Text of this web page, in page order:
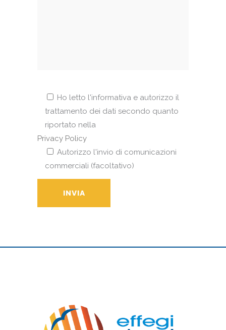
Ho letto l'informativa e autorizzo il
trattamento dei dati secondo quanto
riportato nella
Privacy Policy
Autorizzo l'invio di comunicazioni
commerciali (facoltativo)